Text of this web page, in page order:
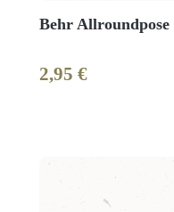
Behr
Regulärer Preis:
2,95 €